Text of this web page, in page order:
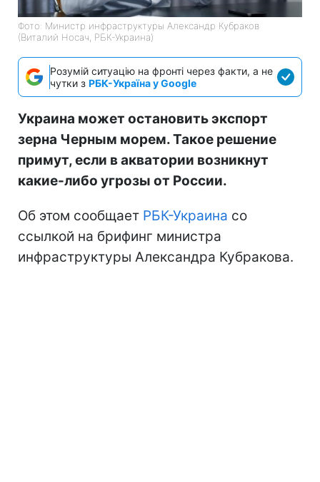
Фото: Министр инфраструктуры Александр Кубраков
(Виталий Носач, РБК-Украина)
Розумій ситуацію на фронті через факти, а не
чутки з РБК-Україна у Google
Украина может остановить экспорт
зерна Черным морем. Такое решение
примут, если в акватории возникнут
какие-либо угрозы от России.
Об этом сообщает РБК-Украина со
ссылкой на брифинг министра
инфраструктуры Александра Кубракова.